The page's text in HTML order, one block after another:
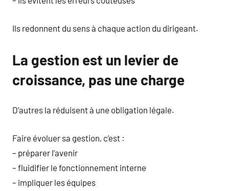
Ils redonnent du sens à chaque action du dirigeant.
La gestion est un levier de
croissance, pas une charge
D’autres la réduisent à une obligation légale.
Faire évoluer sa gestion, c’est :
– préparer l’avenir
– fluidifier le fonctionnement interne
– impliquer les équipes